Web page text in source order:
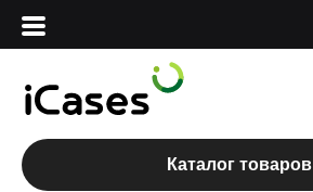
Вход
Сервисный центр
О магазине
Каталог товаров